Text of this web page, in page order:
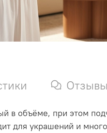
Отзывы
в объёме, при этом
для украшений и